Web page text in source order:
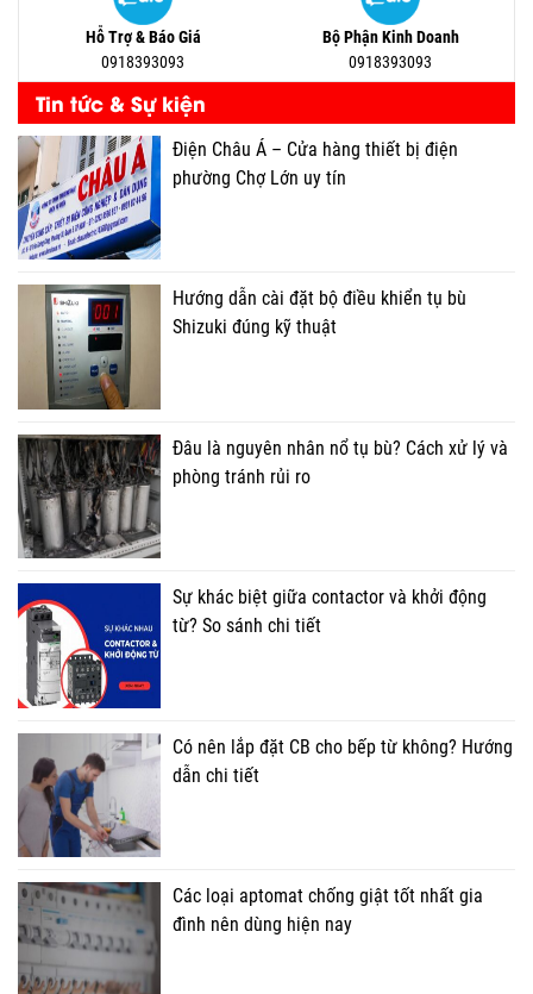
Hỗ Trợ & Báo Giá
0918393093
Bộ Phận Kinh Doanh
0918393093
Tin tức & Sự kiện
Điện Châu Á – Cửa hàng thiết bị điện
phường Chợ Lớn uy tín
Hướng dẫn cài đặt bộ điều khiển tụ bù
Shizuki đúng kỹ thuật
Đâu là nguyên nhân nổ tụ bù? Cách xử lý và
phòng tránh rủi ro
Sự khác biệt giữa contactor và khởi động
từ? So sánh chi tiết
Có nên lắp đặt CB cho bếp từ không? Hướng
dẫn chi tiết
Các loại aptomat chống giật tốt nhất gia
đình nên dùng hiện nay